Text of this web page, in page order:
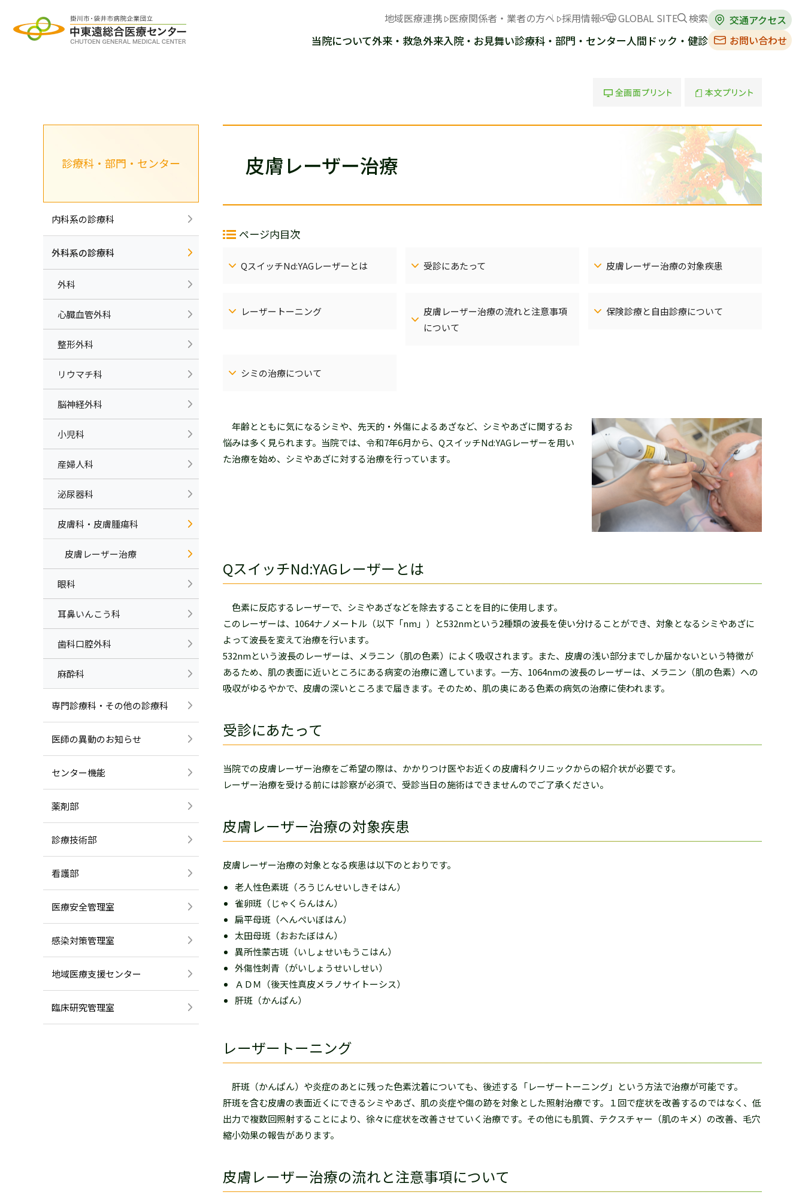
地域医療連携 医療関係者・業者の方へ 採用情報 GLOBAL SITE 検索
当院について外来・救急外来入院・お見舞い診療科・部門・センター人間ドック・健診
交通アクセス
お問い合わせ
皮膚レーザー治療
ページ内目次
QスイッチNd:YAGレーザーとは 受診にあたって 皮膚レーザー治療の対象疾患
レーザートーニング
皮膚レーザー治療の流れと注意事項
について
保険診療と自由診療について
シミの治療について
年齢とともに気になるシミや、先天的・外傷によるあざなど、シミやあざに関するお
悩みは多く見られます。当院では、令和7年6月から、QスイッチNd:YAGレーザーを用い
た治療を始め、シミやあざに対する治療を行っています。
QスイッチNd:YAGレーザーとは
色素に反応するレーザーで、シミやあざなどを除去することを目的に使用します。
このレーザーは、1064ナノメートル（以下「nm」）と532nmという2種類の波長を使い分けることができ、対象となるシミやあざに
よって波長を変えて治療を行います。
532nmという波長のレーザーは、メラニン（肌の色素）によく吸収されます。また、皮膚の浅い部分までしか届かないという特徴が
あるため、肌の表面に近いところにある病変の治療に適しています。一方、1064nmの波長のレーザーは、メラニン（肌の色素）への
吸収がゆるやかで、皮膚の深いところまで届きます。そのため、肌の奥にある色素の病気の治療に使われます。
受診にあたって
当院での皮膚レーザー治療をご希望の際は、かかりつけ医やお近くの皮膚科クリニックからの紹介状が必要です。
レーザー治療を受ける前には診察が必須で、受診当日の施術はできませんのでご了承ください。
皮膚レーザー治療の対象疾患
皮膚レーザー治療の対象となる疾患は以下のとおりです。
老人性色素斑（ろうじんせいしきそはん）
雀卵斑（じゃくらんはん）
扁平母斑（へんぺいぼはん）
太田母斑（おおたぼはん）
異所性蒙古斑（いしょせいもうこはん）
外傷性刺青（がいしょうせいしせい）
ＡＤＭ（後天性真皮メラノサイトーシス）
肝斑（かんぱん）
レーザートーニング
肝斑（かんぱん）や炎症のあとに残った色素沈着についても、後述する「レーザートーニング」という方法で治療が可能です。
肝斑を含む皮膚の表面近くにできるシミやあざ、肌の炎症や傷の跡を対象とした照射治療です。１回で症状を改善するのではなく、低
出力で複数回照射することにより、徐々に症状を改善させていく治療です。その他にも肌質、テクスチャー（肌のキメ）の改善、毛穴
縮小効果の報告があります。
皮膚レーザー治療の流れと注意事項について
診療科・部門・センター
内科系の診療科
外科系の診療科
外科
心臓血管外科
整形外科
リウマチ科
脳神経外科
小児科
産婦人科
泌尿器科
皮膚科・皮膚腫瘍科
皮膚レーザー治療
眼科
耳鼻いんこう科
歯科口腔外科
麻酔科
専門診療科・その他の診療科
医師の異動のお知らせ
センター機能
薬剤部
診療技術部
看護部
医療安全管理室
感染対策管理室
地域医療支援センター
臨床研究管理室